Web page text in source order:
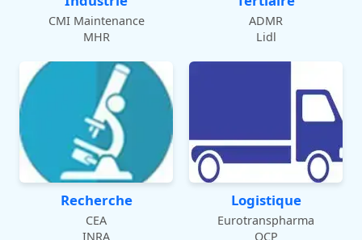
CMI Maintenance
MHR
ADMR
Lidl
Recherche
CEA
INRA
Logistique
Eurotranspharma
OCP